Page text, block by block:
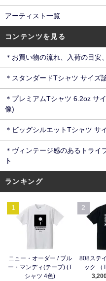
アーティスト一覧
コンテンツを見る
＊お買い物の流れ、入荷の目安
＊スタンダードTシャツ サイズ
＊プレミアムTシャツ 6.2oz サ
像)
＊ビッグシルエットTシャツ サ
＊ヴィンテージ感のあるトライ
ト
ランキング
1
ニュー・オーダー / ブル
ー・マンディ(テープ) (T
シャツ 4色)
2
808ステ
ック （